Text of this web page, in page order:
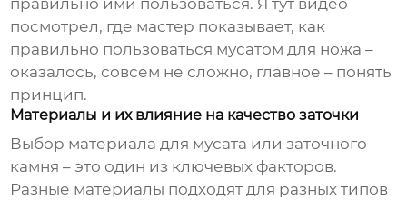
правильно ими пользоваться. Я тут видео
посмотрел, где мастер показывает, как
правильно пользоваться мусатом для ножа –
оказалось, совсем не сложно, главное – понять
принцип.
Материалы и их влияние на качество заточки
Выбор материала для мусата или заточного
камня – это один из ключевых факторов.
Разные материалы подходят для разных типов